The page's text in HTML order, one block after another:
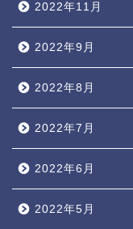
2022年11月
2022年9月
2022年8月
2022年7月
2022年6月
2022年5月